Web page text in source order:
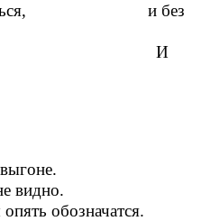
и без
И
видно.
обозначатся.